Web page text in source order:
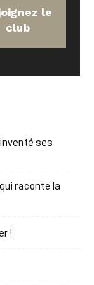
ses
raconte la
!